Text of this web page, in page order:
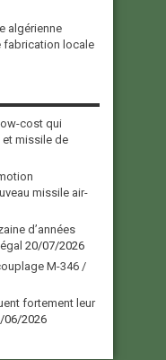
algérienne
fabrication locale
cost qui
et missile de
missile air-
d’années
20/07/2026
M-346 /
fortement leur
06/2026